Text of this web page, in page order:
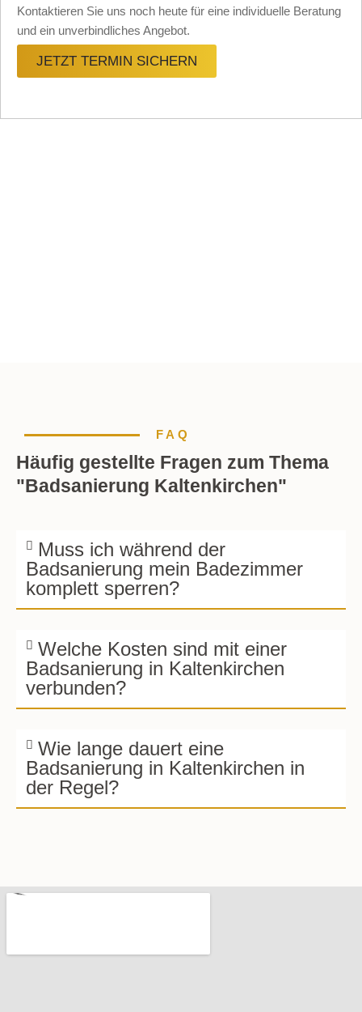
Kontaktieren Sie uns noch heute für eine individuelle Beratung
und ein unverbindliches Angebot.
JETZT TERMIN SICHERN
FAQ
Häufig gestellte Fragen zum Thema
"Badsanierung Kaltenkirchen"
Muss ich während der
Badsanierung mein Badezimmer
komplett sperren?
Welche Kosten sind mit einer
Badsanierung in Kaltenkirchen
verbunden?
Wie lange dauert eine
Badsanierung in Kaltenkirchen in
der Regel?